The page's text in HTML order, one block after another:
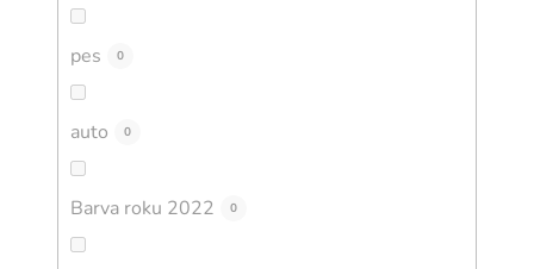
pes 0
auto 0
Barva roku 2022 0